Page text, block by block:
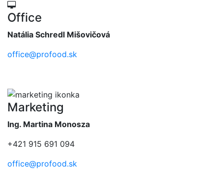
Office
Natália Schredl Mišovičová
office@profood.sk
Marketing
Ing. Martina Monosza
+421 915 691 094
office@profood.sk